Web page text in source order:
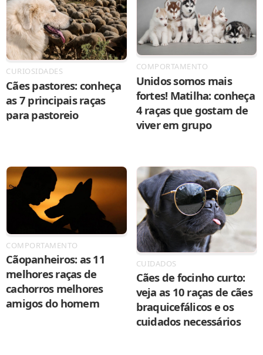
CURIOSIDADES
Cães pastores: conheça
as 7 principais raças
para pastoreio
COMPORTAMENTO
Unidos somos mais
fortes! Matilha: conheça
4 raças que gostam de
viver em grupo
COMPORTAMENTO
Cãopanheiros: as 11
melhores raças de
cachorros melhores
amigos do homem
CUIDADOS
Cães de focinho curto:
veja as 10 raças de cães
braquicefálicos e os
cuidados necessários